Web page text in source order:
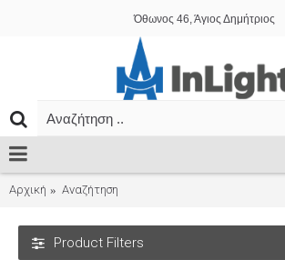
Όθωνος 46, Άγιος Δημήτριος
Αρχική Αναζήτηση
Product Filters